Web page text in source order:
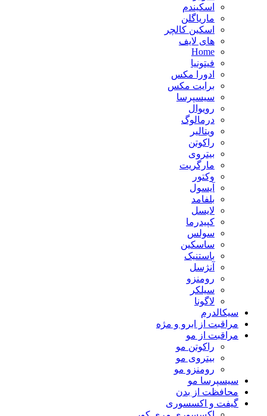
اسکیندم
ماریاگلن
اسکین کالچر
های لایف
Home
فیتونیا
ادورا مکس
برایت مکس
سیسپرسا
رویوال
درمالوگ
ویتالیر
راکوتن
بیتروی
مارگریت
وکتور
آیسول
بلفامد
لایسل
کپیدرما
سولس
ساسکین
باستنیک
آنژسل
رومنزو
سیلکر
لاگونا
سیکالدرم
مراقبت از ابرو و مژه
مراقبت از مو
راکوتن مو
بیتروی مو
رومنزو مو
سیسپرسا مو
محافظت از بدن
گیفت و اکسسوری